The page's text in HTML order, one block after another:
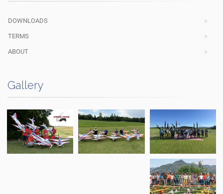
DOWNLOADS
TERMS
ABOUT
Gallery